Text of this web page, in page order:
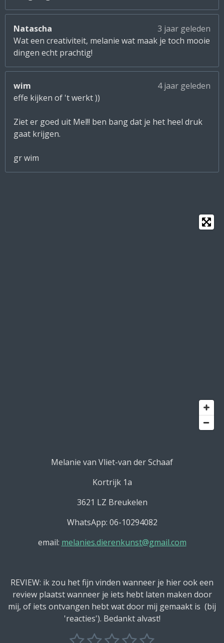
Natascha
3 jaar geleden
Wat een creativiteit, melanie wat maak je toch mooie
dingen echt prachtig!
wim
4 jaar geleden
effe kijken of 't werkt ))
Ziet er goed uit Mel!! ben bang dat je het heel druk
gaat krijgen.
gr wim
Melanie van Vliet-van der Schaaf
Kortrijk 1a
3621 LZ Breukelen
WhatsApp: 06-10294082
email: melanies.dierenkunst@gmail.com
REVIEW: ik zou het fijn vinden wanneer je hier ook een
review plaatst wanneer je iets hebt laten maken door
mij, of iets ontvangen hebt wat door mij gemaakt is (bij
'reacties'). Bedankt alvast!